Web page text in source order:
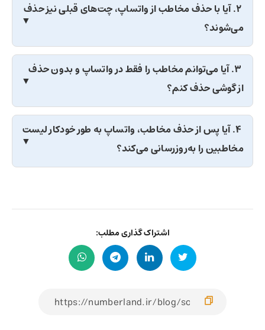
۲. آیا با حذف مخاطب از واتساپ، چت‌های قبلی نیز حذف
می‌شوند؟
۳. آیا می‌توانم مخاطب را فقط در واتساپ و بدون حذف
از گوشی حذف کنم؟
۴. آیا پس از حذف مخاطب، واتساپ به طور خودکار لیست
مخاطبین را به‌روزرسانی می‌کند؟
اشتراک گذاری مطلب: